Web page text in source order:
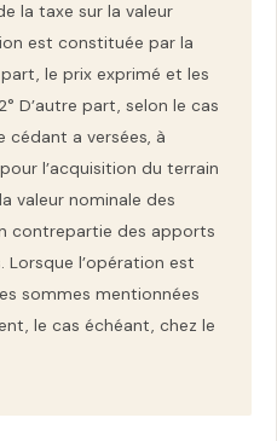
la taxe sur la valeur
est constituée par la
part, le prix exprimé et les
D’autre part, selon le cas
cédant a versées, à
l’acquisition du terrain
valeur nominale des
contrepartie des apports
Lorsque l’opération est
sommes mentionnées
le cas échéant, chez le